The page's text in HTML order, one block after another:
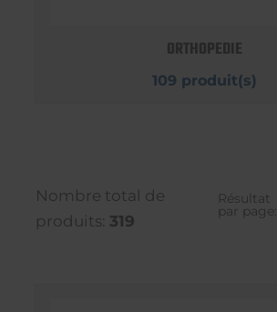
ORTHOPEDIE
109 produit(s)
Nombre total de
produits: 319
Résultat
par page: